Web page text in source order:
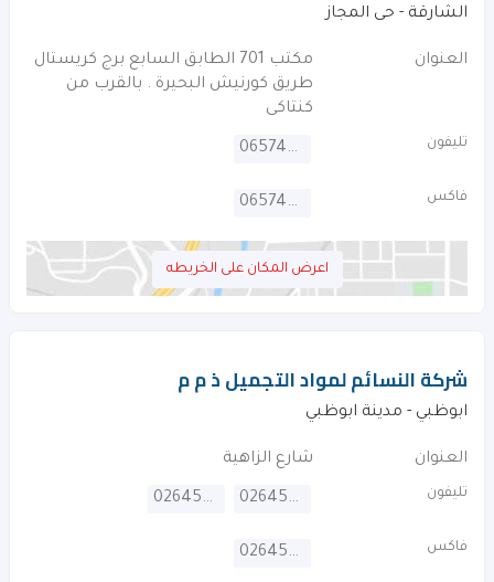
الشارقة - حى المجاز
العنوان
مكتب 701 الطابق السابع برج كريستال
طريق كورنيش البحيرة . بالقرب من
كنتاكى
تليفون 065748211
فاكس 065748266
اعرض المكان على الخريطه
شركة النسائم لمواد التجميل ذ م م
ابوظبي - مدينة ابوظبي
العنوان شارع الزاهية
تليفون 026454848
026454848
فاكس 026454844